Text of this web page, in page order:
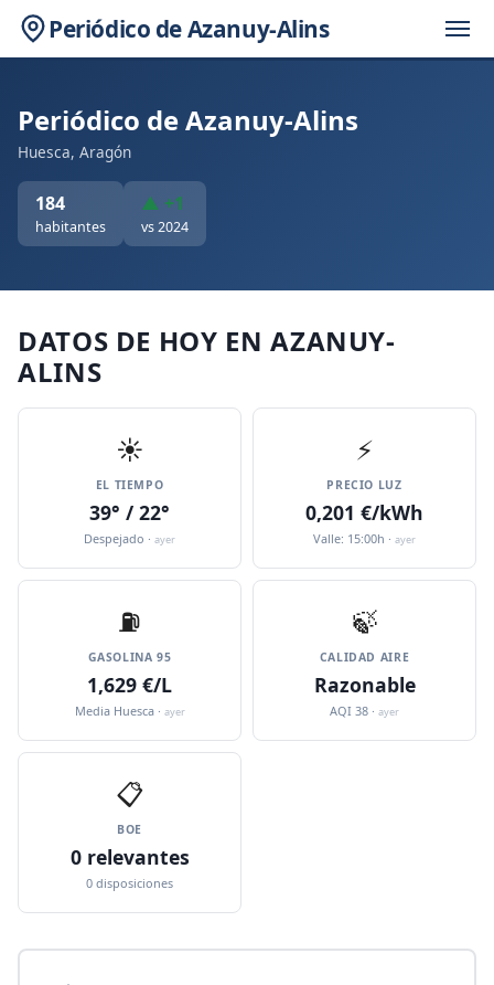
Periódico de Azanuy-Alins
Periódico de Azanuy-Alins
Huesca, Aragón
184
habitantes
▲ +1
vs 2024
DATOS DE HOY EN AZANUY-
ALINS
☀️
EL TIEMPO
39° / 22°
Despejado · ayer
⚡
PRECIO LUZ
0,201 €/kWh
Valle: 15:00h · ayer
⛽️
GASOLINA 95
1,629 €/L
Media Huesca · ayer
🍃
CALIDAD AIRE
Razonable
AQI 38 · ayer
📋
BOE
0 relevantes
0 disposiciones